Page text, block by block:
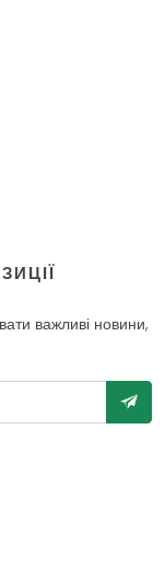
важливі новини,